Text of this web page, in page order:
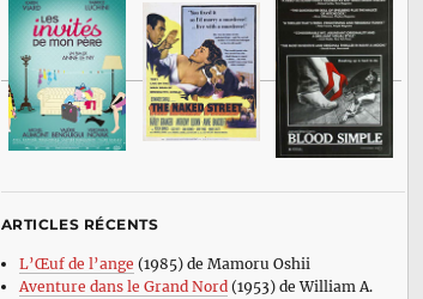
ARTICLES RÉCENTS
L’Œuf de l’ange (1985) de Mamoru Oshii
Aventure dans le Grand Nord(1953) de William A.